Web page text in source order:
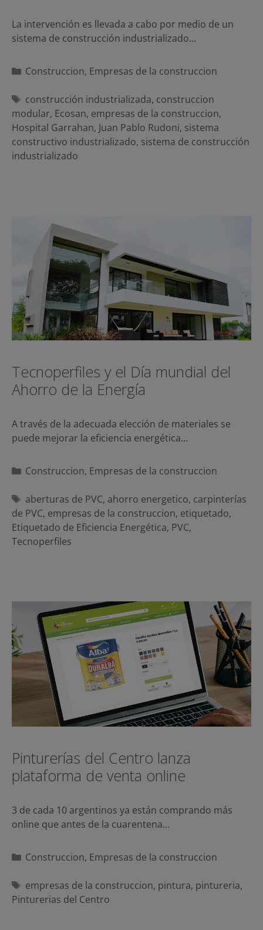
La intervención es llevada a cabo por medio de un
sistema de construcción industrializado…
Categorías
Construccion, Empresas de la construccion
Etiquetas
construcción industrializada, construccion
modular, Ecosan, empresas de la construccion,
Hospital Garrahan, Juan Pablo Rudoni, sistema
constructivo industrializado, sistema de construcción
industrializado
Tecnoperfiles y el Día mundial del
Ahorro de la Energía
A través de la adecuada elección de materiales se
puede mejorar la eficiencia energética…
Categorías
Construccion, Empresas de la construccion
Etiquetas
aberturas de PVC, ahorro energetico, carpinterías
de PVC, empresas de la construccion, etiquetado,
Etiquetado de Eficiencia Energética, PVC,
Tecnoperfiles
Pinturerías del Centro lanza
plataforma de venta online
3 de cada 10 argentinos ya están comprando más
online que antes de la cuarentena…
Categorías
Construccion, Empresas de la construccion
Etiquetas
empresas de la construccion, pintura, pintureria,
Pinturerias del Centro